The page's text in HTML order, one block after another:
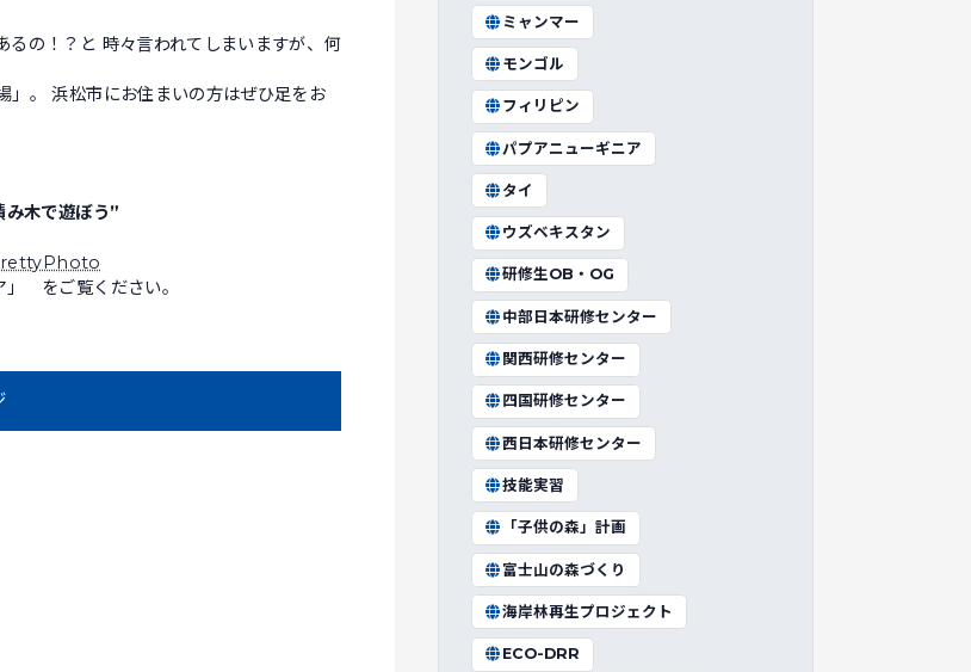
るの！？と 時々言われてしまいますが、何
」。 浜松市にお住まいの方はぜひ足をお
み木で遊ぼう”
をご覧ください。
ミャンマー
モンゴル
フィリピン
パプアニューギニア
タイ
ウズベキスタン
研修生OB・OG
中部日本研修センター
関西研修センター
四国研修センター
西日本研修センター
技能実習
「子供の森」計画
富士山の森づくり
海岸林再生プロジェクト
ECO-DRR